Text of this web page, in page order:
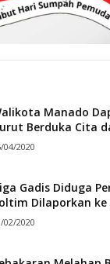
Manado
Berduka Cita
04/2020
Gadis Diduga
Dilaporkan ke
02/2020